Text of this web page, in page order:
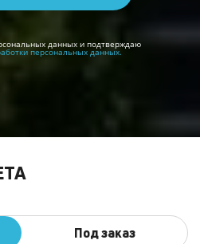
данных и подтверждаю
персональных данных.
Под заказ